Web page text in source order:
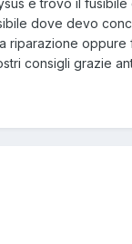
e trovo il
dove devo
riparazione
consigli grazie